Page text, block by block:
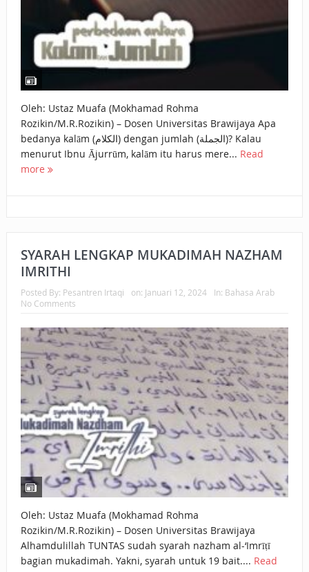
Oleh: Ustaz Muafa (Mokhamad Rohma
Rozikin/M.R.Rozikin) – Dosen Universitas Brawijaya Apa
bedanya kalām (الكلام) dengan jumlah (الجملة)? Kalau
menurut Ibnu Ājurrūm, kalām itu harus mere... Read
more
SYARAH LENGKAP MUKADIMAH NAZHAM
IMRITHI
Posted By: Pesantren Irtaqi on: Januari 12, 2024 In: Bahasa Arab
No Comments
Oleh: Ustaz Muafa (Mokhamad Rohma
Rozikin/M.R.Rozikin) – Dosen Universitas Brawijaya
Alhamdulillah TUNTAS sudah syarah nazham al-‘Imrīṭī
bagian mukadimah. Yakni, syarah untuk 19 bait.... Read